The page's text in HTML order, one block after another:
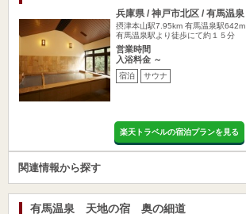
兵庫県 / 神戸市北区 / 有馬温泉
摂津本山駅7.95km 有馬温泉駅642m
有馬温泉駅より徒歩にて約１５分
営業時間
入浴料金 ～
宿泊 サウナ
楽天トラベルの宿泊プランを見る
関連情報から探す
有馬温泉 天地の宿 奥の細道